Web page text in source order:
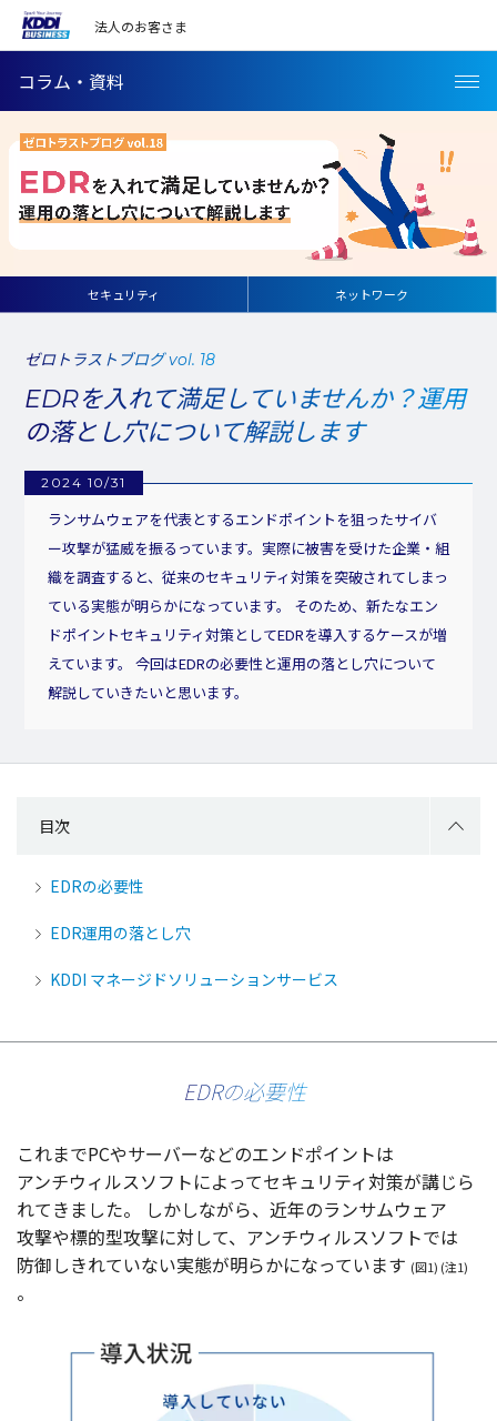
法人のお客さま
コラム・資料
セキュリティ ネットワーク
ゼロトラストブログ vol. 18
EDRを入れて満足していませんか？運用
の落とし穴について解説します
2024 10/31
ランサムウェアを代表とするエンドポイントを狙ったサイバ
ー攻撃が猛威を振るっています。実際に被害を受けた企業・組
織を調査すると、従来のセキュリティ対策を突破されてしまっ
ている実態が明らかになっています。 そのため、新たなエン
ドポイントセキュリティ対策としてEDRを導入するケースが増
えています。 今回はEDRの必要性と運用の落とし穴について
解説していきたいと思います。
目次
EDRの必要性
EDR運用の落とし穴
KDDI マネージドソリューションサービス
EDRの必要性
これまでPCやサーバーなどのエンドポイントは
アンチウィルスソフトによってセキュリティ対策が講じら
れてきました。
しかしながら、 近年のランサムウェア
攻撃や標的型攻撃に対して、 アンチウィルスソフトでは
防御しきれていない実態が明らかになっています (図1) (注1)
。